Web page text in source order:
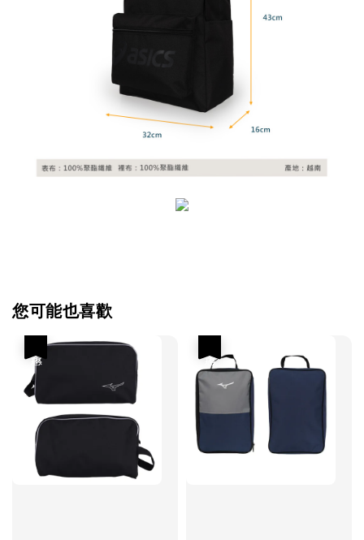
您可能也喜歡